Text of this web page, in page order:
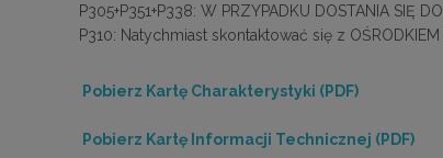
P305+P351+P338: W PRZYPADKU DOSTANIA
P310: Natychmiast skontaktować się z
Pobierz Kartę Charakterystyki (PDF)
Pobierz Kartę Informacji Technicznej (PDF)